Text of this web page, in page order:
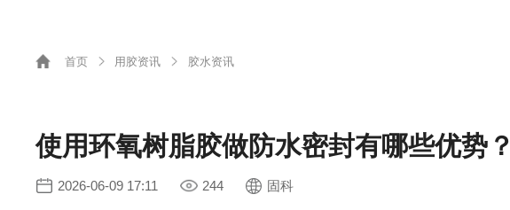
首页 用胶资讯 胶水资讯
使用环氧树脂胶做防水密封有哪些优势？
2026-06-09 17:11 244 固科